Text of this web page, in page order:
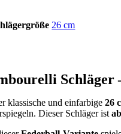
26 cm
Schläger
klassische und einfarbige26
Dieser Schläger ist